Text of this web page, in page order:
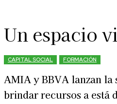
Un espacio
CAPITAL SOCIAL FORMACIÓN
AMIA y BBVA lanzan
brindar recursos a está